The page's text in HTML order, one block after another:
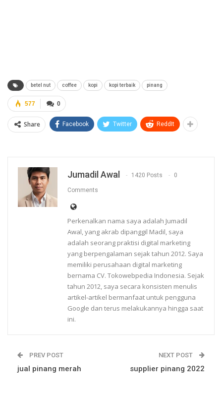
betel nut coffee kopi kopi terbaik pinang
0
577
Share Facebook Twitter ReddIt
Jumadil Awal 1420 Posts 0
Comments
Perkenalkan nama saya adalah Jumadil
Awal, yang akrab dipanggil Madil, saya
adalah seorang praktisi digital marketing
yang berpengalaman sejak tahun 2012. Saya
memiliki perusahaan digital marketing
bernama CV. Tokowebpedia Indonesia. Sejak
tahun 2012, saya secara konsisten menulis
artikel-artikel bermanfaat untuk pengguna
Google dan terus melakukannya hingga saat
ini.
PREV POST
jual pinang merah
NEXT POST
supplier pinang 2022